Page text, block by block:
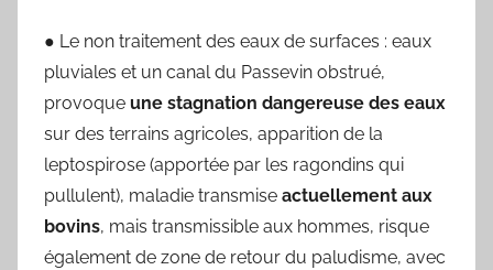
● Le non traitement des eaux de surfaces : eaux
pluviales et un canal du Passevin obstrué,
provoque une stagnation dangereuse des eaux
sur des terrains agricoles, apparition de la
leptospirose (apportée par les ragondins qui
pullulent), maladie transmise actuellement aux
bovins, mais transmissible aux hommes, risque
également de zone de retour du paludisme, avec